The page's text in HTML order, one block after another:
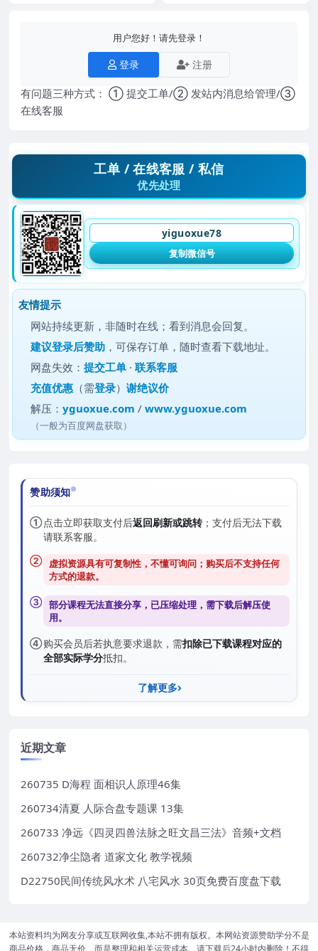
用户您好！请先登录！
登录 注册
有问题三种方式： ① 提交工单/② 发站内消息给管理/③
在线客服
工单 / 在线客服 / 私信
优先处理
yiguoxue78
复制微信号
友情提示
网站持续更新，非随时在线；看到消息会回复。
建议登录后赞助 ，可保存订单，随时查看下载地址。
网盘失效：提交工单 ·联系客服
充值优惠 （需登录）谢绝议价
解压：yguoxue.com /www.yguoxue.com
（一般为百度网盘获取）
赞助须知
①点击立即获取支付后返回刷新或跳转；支付后无法下载
请联系客服。
② 虚拟资源具有可复制性，不懂可询问；购买后不支持任何
方式的退款。
③ 部分课程无法直接分享，已压缩处理，需下载后解压使
用。
④购买会员后若执意要求退款，需扣除已下载课程对应的
全部实际学分抵扣。
了解更多
近期文章
260735 D海程 面相识人原理46集
260734清夏 人际合盘专题课 13集
260733 净远《四灵四兽法脉之旺文昌三法》音频+文档
260732净尘隐者 道家文化 教学视频
D22750民间传统风水术 八宅风水 30页免费百度盘下载
本站资料均为网友分享或互联网收集,本站不拥有版权。本网站资源赞助学分不是